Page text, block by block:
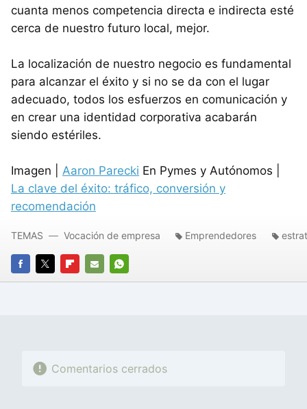
cuanta menos competencia directa e indirecta esté
cerca de nuestro futuro local, mejor.
La localización de nuestro negocio es fundamental
para alcanzar el éxito y si no se da con el lugar
adecuado, todos los esfuerzos en comunicación y
en crear una identidad corporativa acabarán
siendo estériles.
Imagen | Aaron Parecki En Pymes y Autónomos |
La clave del éxito: tráfico, conversión y
recomendación
FACEBOOK
TWITTERFLIPBOARD
E-
WHATSAPP
TEMAS Vocación de empresa Emprendedores
Comentarios cerrados